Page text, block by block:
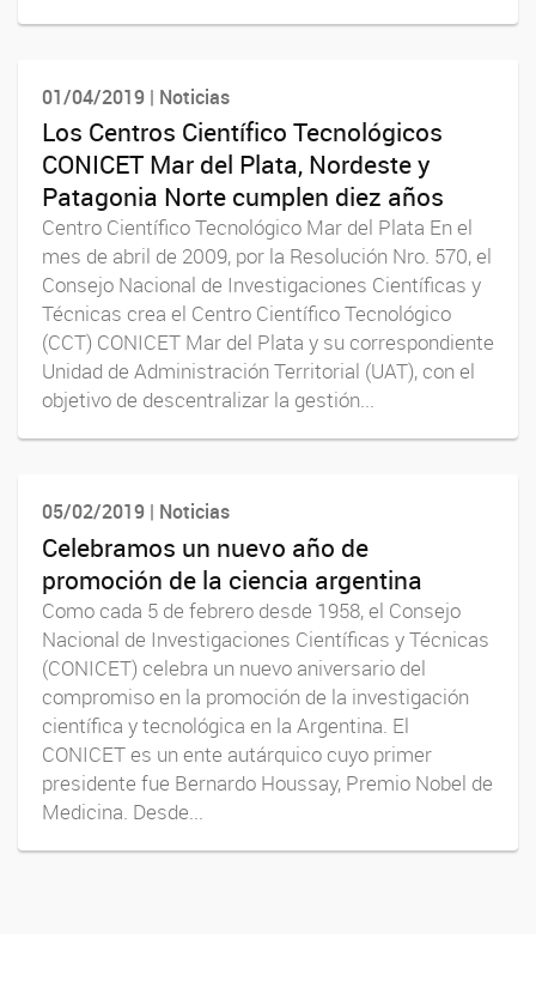
01/04/2019 | Noticias
Los Centros Científico Tecnológicos
CONICET Mar del Plata, Nordeste y
Patagonia Norte cumplen diez años
Centro Científico Tecnológico Mar del Plata En el
mes de abril de 2009, por la Resolución Nro. 570, el
Consejo Nacional de Investigaciones Científicas y
Técnicas crea el Centro Científico Tecnológico
(CCT) CONICET Mar del Plata y su correspondiente
Unidad de Administración Territorial (UAT), con el
objetivo de descentralizar la gestión...
05/02/2019 | Noticias
Celebramos un nuevo año de
promoción de la ciencia argentina
Como cada 5 de febrero desde 1958, el Consejo
Nacional de Investigaciones Científicas y Técnicas
(CONICET) celebra un nuevo aniversario del
compromiso en la promoción de la investigación
científica y tecnológica en la Argentina. El
CONICET es un ente autárquico cuyo primer
presidente fue Bernardo Houssay, Premio Nobel de
Medicina. Desde...